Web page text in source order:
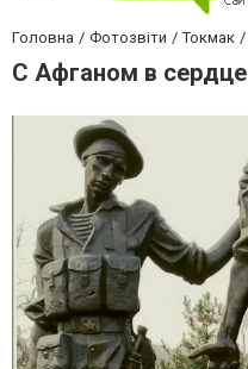
Головна Фотозвіти Токмак
С Афганом в сердце